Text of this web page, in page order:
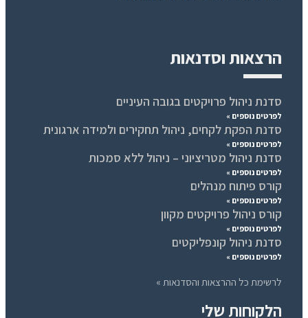
הרצאות וסדנאות
סדנת ניהול פרויקטים בגובה העיניים
לפרטים נוספים »
סדנת הפקת לקחים, ניהול תחקירים ולמידה ארגונית
לפרטים נוספים »
סדנת ניהול מטריציוני – ניהול ללא סמכות
לפרטים נוספים »
קורס פיתוח מנהלים
לפרטים נוספים »
קורס ניהול פרויקטים מקוון
לפרטים נוספים »
סדנת ניהול קונפליקטים
לפרטים נוספים »
לרשימת כל ההרצאות והסדנאות »
הלקוחות שלי